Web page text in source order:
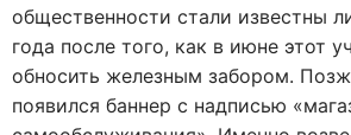
общественности стали известны
года после того, как в июне этот
обносить железным забором.
появился баннер с надписью